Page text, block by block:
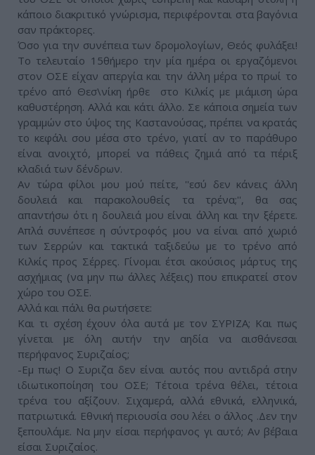
κάποιο διακριτικό γνώρισμα, περιφέρονται στα βαγόνια
σαν πράκτορες.
Όσο για την συνέπεια των δρομολογίων, Θεός φυλάξει!
Το τελευταίο 15θήμερο την μία ημέρα οι εργαζόμενοι
στον ΟΣΕ είχαν απεργία και την άλλη μέρα το πρωί το
τρένο από Θεσ\νίκη ήρθε στο Κιλκίς με μιάμιση ώρα
καθυστέρηση. Αλλά και κάτι άλλο. Σε κάποια σημεία των
γραμμών στο ύψος της Καστανούσας, πρέπει να κρατάς
το κεφάλι σου μέσα στο τρένο, γιατί αν το παράθυρο
είναι ανοιχτό, μπορεί να πάθεις ζημιά από τα πέριξ
κλαδιά των δένδρων.
Αν τώρα φίλοι μου μού πείτε, ''εσύ δεν κάνεις άλλη
δουλειά και παρακολουθείς τα τρένα;'', θα σας
απαντήσω ότι η δουλειά μου είναι άλλη και την ξέρετε.
Απλά συνέπεσε η σύντροφός μου να είναι από χωριό
των Σερρών και τακτικά ταξιδεύω με το τρένο από
Κιλκίς προς Σέρρες. Γίνομαι έτσι ακούσιος μάρτυς της
ασχήμιας (να μην πω άλλες λέξεις) που επικρατεί στον
χώρο του ΟΣΕ.
Αλλά και πάλι θα ρωτήσετε:
Και τι σχέση έχουν όλα αυτά με τον ΣΥΡΙΖΑ; Και πως
γίνεται με όλη αυτήν την αηδία να αισθάνεσαι
περήφανος Συριζαίος;
-Εμ πως! Ο Συριζα δεν είναι αυτός που αντιδρά στην
ιδιωτικοποίηση του ΟΣΕ; Τέτοια τρένα θέλει, τέτοια
τρένα του αξίζουν. Σιχαμερά, αλλά εθνικά, ελληνικά,
πατριωτικά. Εθνική περιουσία σου λέει ο άλλος .Δεν την
ξεπουλάμε. Να μην είσαι περήφανος γι αυτό; Αν βέβαια
είσαι Συριζαίος.